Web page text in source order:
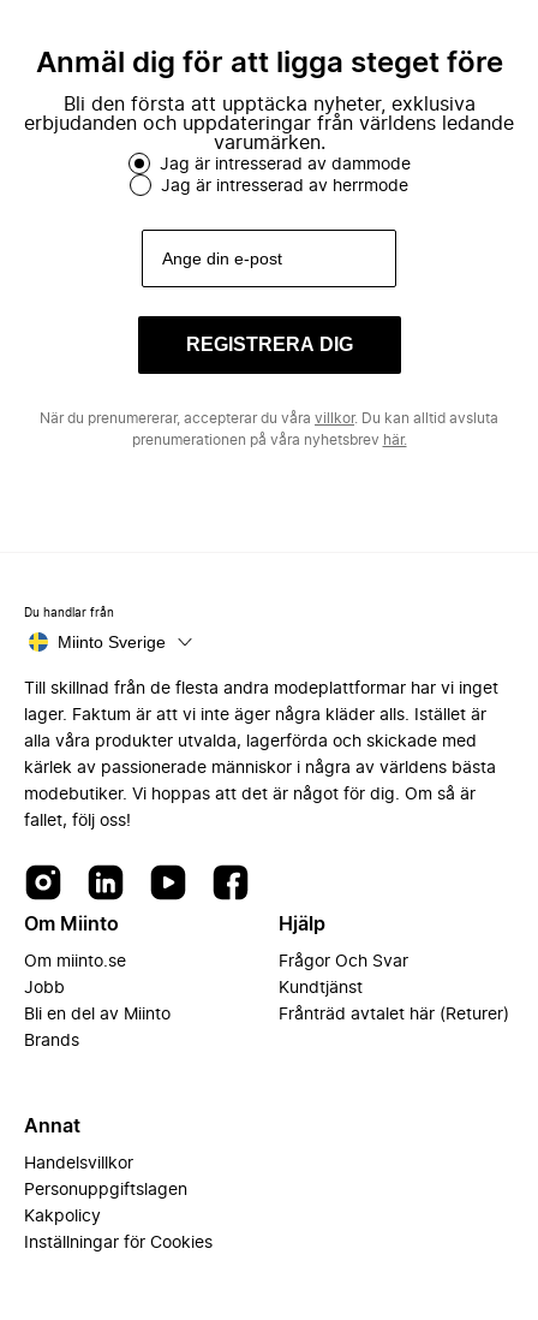
Anmäl dig för att ligga steget före
Bli den första att upptäcka nyheter, exklusiva
erbjudanden och uppdateringar från världens ledande
varumärken.
Jag är intresserad av dammode
Jag är intresserad av herrmode
REGISTRERA DIG
När du prenumererar, accepterar du våra villkor. Du kan alltid avsluta
prenumerationen på våra nyhetsbrev här.
Du handlar från
Miinto Sverige
Till skillnad från de flesta andra modeplattformar har vi inget
lager. Faktum är att vi inte äger några kläder alls. Istället är
alla våra produkter utvalda, lagerförda och skickade med
kärlek av passionerade människor i några av världens bästa
modebutiker. Vi hoppas att det är något för dig. Om så är
fallet, följ oss!
Om Miinto
Om miinto.se
Jobb
Bli en del av Miinto
Brands
Hjälp
Frågor Och Svar
Kundtjänst
Frånträd avtalet här (Returer)
Annat
Handelsvillkor
Personuppgiftslagen
Kakpolicy
Inställningar för Cookies